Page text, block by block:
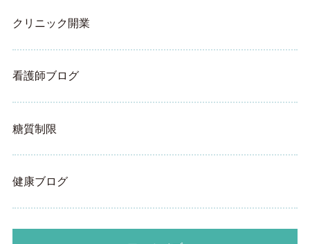
クリニック開業
看護師ブログ
糖質制限
健康ブログ